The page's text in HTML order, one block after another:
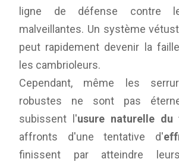
ligne de défense contre
malveillantes. Un système
peut rapidement devenir la
les cambrioleurs.
Cependant, même les
robustes ne sont pas
subissent l'usure naturelle du
affronts d'une tentative d'
finissent par atteindre